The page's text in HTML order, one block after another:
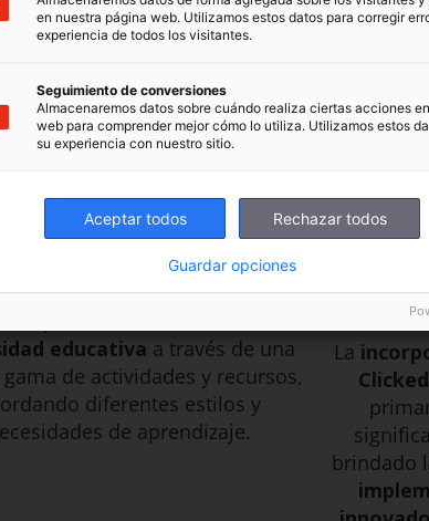
para promover
la diversidad
educativa a través de una
de actividades y recursos,
diferentes estilos y
de aprendizaje.
La
brindado
en nuestra página web. Utilizamos estos datos para corregir
experiencia de todos los visitantes.
Seguimiento de conversiones
Almacenaremos datos sobre cuándo realiza ciertas acciones
web para comprender mejor cómo lo utiliza. Utilizamos estos
su experiencia con nuestro sitio.
Aceptar todos Rechazar todos
Guardar opciones